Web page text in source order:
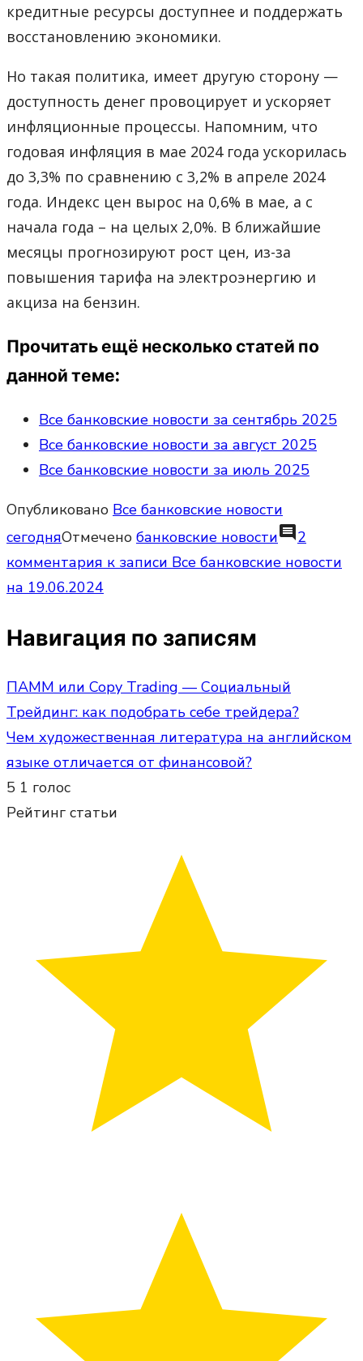
кредитные ресурсы доступнее и поддержать
восстановлению экономики.
Но такая политика, имеет другую сторону —
доступность денег провоцирует и ускоряет
инфляционные процессы. Напомним, что
годовая инфляция в мае 2024 года ускорилась
до 3,3% по сравнению с 3,2% в апреле 2024
года. Индекс цен вырос на 0,6% в мае, а с
начала года – на целых 2,0%. В ближайшие
месяцы прогнозируют рост цен, из-за
повышения тарифа на электроэнергию и
акциза на бензин.
Прочитать ещё несколько статей по
данной теме:
Все банковские новости за сентябрь 2025
Все банковские новости за август 2025
Все банковские новости за июль 2025
Опубликовано Все банковские новости
сегодняОтмечено банковские новостиcomment2
комментария к записи Все банковские новости
на 19.06.2024
Навигация по записям
ПАММ или Copy Trading — Социальный
Трейдинг: как подобрать себе трейдера?
Чем художественная литература на английском
языке отличается от финансовой?
5 1 голос
Рейтинг статьи